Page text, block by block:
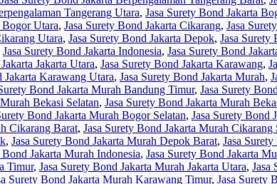
Tangerang Utara, Jasa Surety Bond Jakarta
Bogor Utara, Jasa Surety Bond Jakarta Cikarang, Jasa
Utara, Jasa Surety Bond Jakarta Depok, Jasa Surety
Jasa Surety Bond Jakarta Indonesia, Jasa Surety Bond
Jakarta Utara, Jasa Surety Bond Jakarta Karawang,
Jakarta Karawang Utara, Jasa Surety Bond Jakarta Murah,
Bond Jakarta Murah Bandung Timur, Jasa Surety
Bekasi Selatan, Jasa Surety Bond Jakarta Murah
Bond Jakarta Murah Bogor Selatan, Jasa Surety Bond
Cikarang Barat, Jasa Surety Bond Jakarta Murah Cikarang
, Jasa Surety Bond Jakarta Murah Depok Barat, Jasa
Bond Jakarta Murah Indonesia, Jasa Surety Bond Jakarta
Timur, Jasa Surety Bond Jakarta Murah Jakarta Utara, Jasa
Surety Bond Jakarta Murah Karawang Timur, Jasa Surety